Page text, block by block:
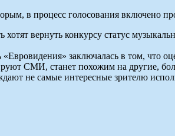
в процесс голосования включено
вернуть конкурсу статус
заключалась в том, что
СМИ, станет похожим на другие,
не самые интересные зрителю